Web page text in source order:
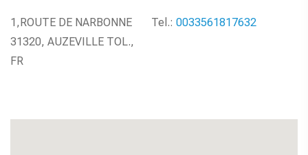
1,ROUTE DE NARBONNE
31320, AUZEVILLE TOL.,
FR
Tel.: 0033561817632